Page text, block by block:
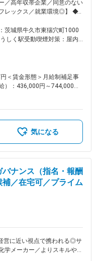
の方は即戦力として、関連
出
・テレワーク：相談可 ・残
で最大45時間程度。近年は
定める職務
／高年収帯企業／同意のない
ックス／就業環境◎】 ◆業
バイスです。 当社は高品質
定供給を目指しています。
の下地工程（種結晶＝シード
ィ工程を中心に、プロセス
GaN（窒化ガリウム）基板
ソグラフィー工程やドライ
によるマスク形成、フォトレ
、ドライエッチング、レジス
す。 ◇評価データ、プロセス
化合物半導体のエピタキシャ
術の最前線に立つ GaNは
基盤を支えるパワーエレク
見込まれています。「次世代
醐味を感じられるポジション
なく、「どうすればもっと効
考え、量産技術を創り上げ
転員5名＋派遣社員2名）
用者も多く、多様なバックグ
ジションは技術継承と次世代
茨城県牛久市東猯穴町1000
しく駅受動喫煙対策：屋内
る事業所
＜賃金形態＞月給制補足事
）：436,000円～744,000円
外となるため 残業代の支給
与：年1回（6月）賃金はあ
を通じて上下する可能性があ
気になる
バナンス（指名・報酬
／在宅可／プライム
営に近い視点で携われる◎サ
学メーカー／よりスキルや経